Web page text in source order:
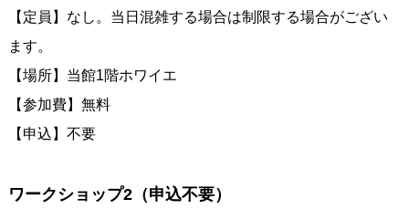
【定員】なし。当日混雑する場合は制限する場合がござい
ます。
【場所】当館1階ホワイエ
【参加費】無料
【申込】不要
ワークショップ2（申込不要）